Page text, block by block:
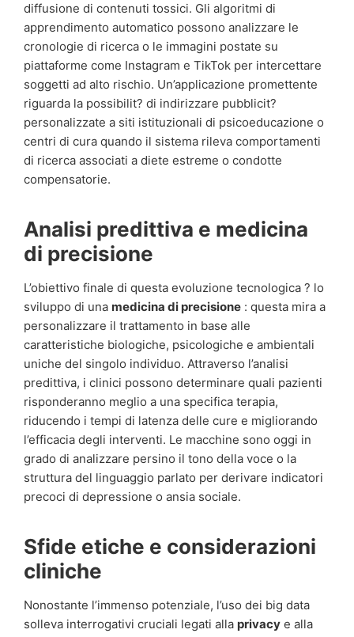
diffusione di contenuti tossici. Gli algoritmi di
apprendimento automatico possono analizzare le
cronologie di ricerca o le immagini postate su
piattaforme come Instagram e TikTok per intercettare
soggetti ad alto rischio. Un’applicazione promettente
riguarda la possibilit? di indirizzare pubblicit?
personalizzate a siti istituzionali di psicoeducazione o
centri di cura quando il sistema rileva comportamenti
di ricerca associati a diete estreme o condotte
compensatorie.
Analisi predittiva e medicina
di precisione
L’obiettivo finale di questa evoluzione tecnologica ? lo
sviluppo di una medicina di precisione : questa mira a
personalizzare il trattamento in base alle
caratteristiche biologiche, psicologiche e ambientali
uniche del singolo individuo. Attraverso l’analisi
predittiva, i clinici possono determinare quali pazienti
risponderanno meglio a una specifica terapia,
riducendo i tempi di latenza delle cure e migliorando
l’efficacia degli interventi. Le macchine sono oggi in
grado di analizzare persino il tono della voce o la
struttura del linguaggio parlato per derivare indicatori
precoci di depressione o ansia sociale.
Sfide etiche e considerazioni
cliniche
Nonostante l’immenso potenziale, l’uso dei big data
solleva interrogativi cruciali legati alla privacy e alla